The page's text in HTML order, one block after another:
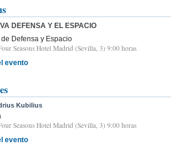
DEFENSA Y EL ESPACIO
Defensa y Espacio
Seasons Hotel Madrid (Sevilla, 3) 9:00 horas
evento
Kubilius
Seasons Hotel Madrid (Sevilla, 3) 9:00 horas
evento